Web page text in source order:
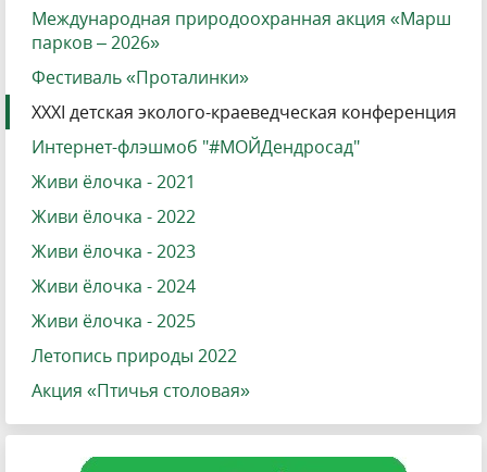
Международная природоохранная акция «Марш
парков – 2026»
Фестиваль «Проталинки»
XXXI детская эколого-краеведческая конференция
Интернет-флэшмоб "#МОЙДендросад"
Живи ёлочка - 2021
Живи ёлочка - 2022
Живи ёлочка - 2023
Живи ёлочка - 2024
Живи ёлочка - 2025
Летопись природы 2022
Акция «Птичья столовая»